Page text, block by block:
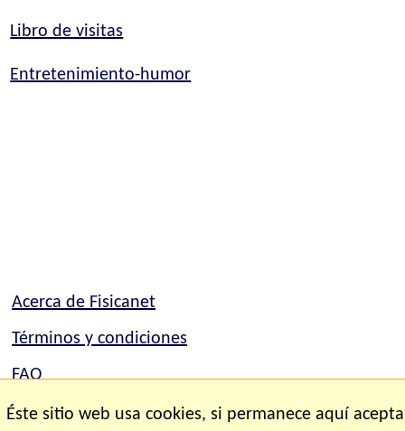
Libro de visitas
Entretenimiento-humor
Acerca de Fisicanet
Términos y condiciones
FAQ
Mapa del sitio
Éste sitio web usa cookies, si permanece aquí acepta